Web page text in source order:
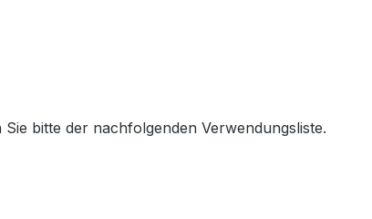
bitte der nachfolgenden Verwendungsliste.